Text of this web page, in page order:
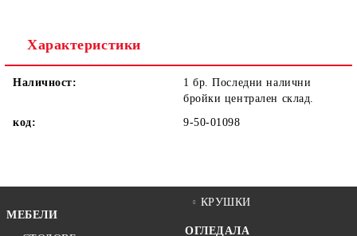
Характеристики
Наличност:
1 бр. Последни налични
бройки централен склад.
код:
9-50-01098
МЕБЕЛИ
КРУШКИ
ОГЛЕДАЛА